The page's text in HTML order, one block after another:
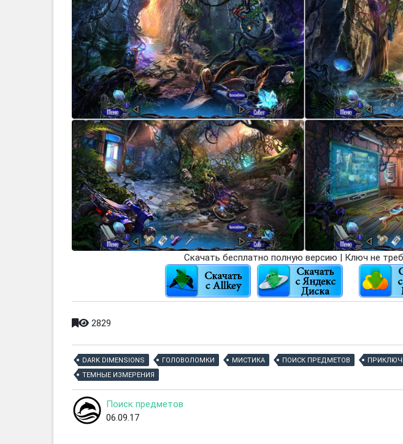
Скачать бесплатно полную версию | Ключ не
2829
DARK DIMENSIONS ГОЛОВОЛОМКИ МИСТИКА ПОИСК ПРЕДМЕТОВ
ТЕМНЫЕ ИЗМЕРЕНИЯ
Поиск предметов
06.09.17